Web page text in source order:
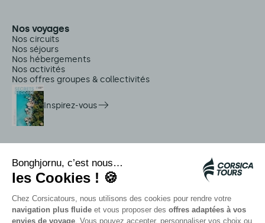
Nos voyages
Nos circuits
Nos séjours
Nos hébergements
Nos activités
Nos offres groupes & collectivités
Inspirez-vous
Navettes Citadina
Alerte méduse
Autocars rapides bleus